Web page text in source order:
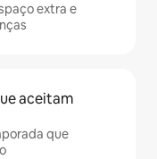
extra e
aceitam
que